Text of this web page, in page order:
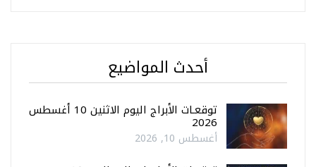
أحدث المواضيع
توقعـات الأبراج اليوم الاثنين 10 أغسطس
2026
أغسطس 10, 2026